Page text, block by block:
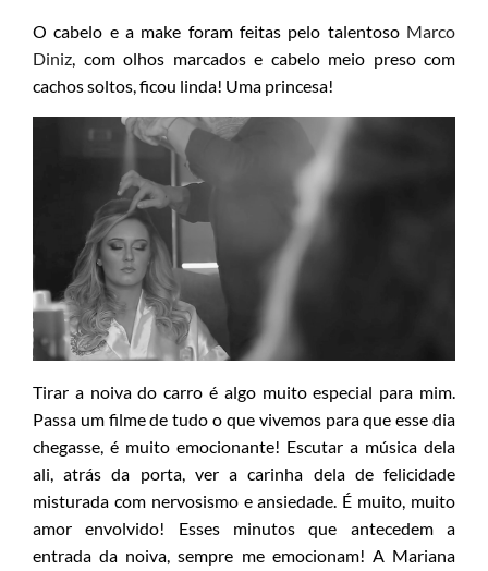
O cabelo e a make foram feitas pelo talentoso Marco
Diniz, com olhos marcados e cabelo meio preso com
cachos soltos, ficou linda! Uma princesa!
Tirar a noiva do carro é algo muito especial para mim.
Passa um filme de tudo o que vivemos para que esse dia
chegasse, é muito emocionante! Escutar a música dela
ali, atrás da porta, ver a carinha dela de felicidade
misturada com nervosismo e ansiedade. É muito, muito
amor envolvido! Esses minutos que antecedem a
entrada da noiva, sempre me emocionam! A Mariana